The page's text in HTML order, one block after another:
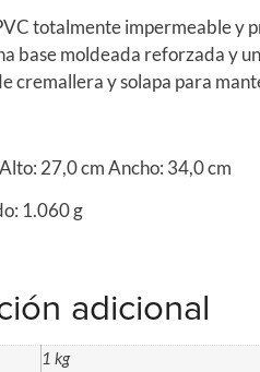
totalmente impermeable y
base moldeada reforzada y
cremallera y solapa para
27,0 cm Ancho: 34,0 cm
1.060 g
adicional
1 kg